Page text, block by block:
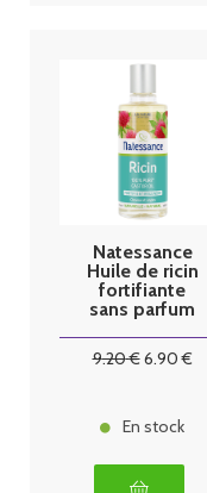
Natessance
Huile de ricin
fortifiante
sans parfum
9.20€6.90€
En stock